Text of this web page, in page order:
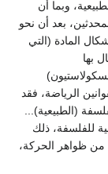
وبما أن
بعد أن نحو
المادة (التي
بها
الرياضة، فقد
(الطبيعية)...
للفلسفة، ذلك
ظواهر الحركة،